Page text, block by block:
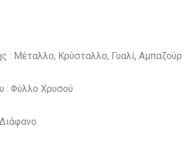
: Μέταλλο, Κρύσταλλο, Γυαλί, Αμπαζούρ
: Φύλλο Χρυσού